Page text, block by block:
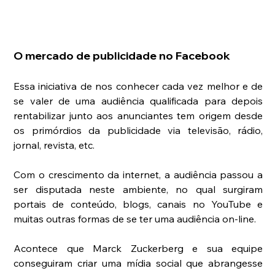
O mercado de publicidade no Facebook
Essa iniciativa de nos conhecer cada vez melhor e de
se valer de uma audiência qualificada para depois
rentabilizar junto aos anunciantes tem origem desde
os primórdios da publicidade via televisão, rádio,
jornal, revista, etc.
Com o crescimento da internet, a audiência passou a
ser disputada neste ambiente, no qual surgiram
portais de conteúdo, blogs, canais no YouTube e
muitas outras formas de se ter uma audiência on-line.
Acontece que Marck Zuckerberg e sua equipe
conseguiram criar uma mídia social que abrangesse